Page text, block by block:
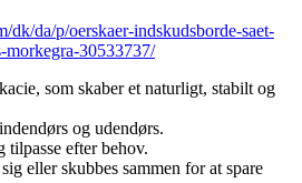
dk/da/p/oerskaer-indskudsborde-saet-
morkegra-30533737/
som skaber et naturligt, stabilt og
og udendørs.
tilpasse efter behov.
eller skubbes sammen for at spare